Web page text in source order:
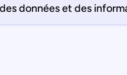
données et des